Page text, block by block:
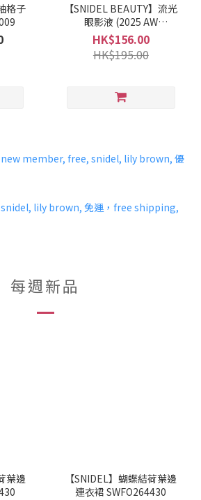
格子
【SNIDEL BEAUTY】流光
眼影液 (2025 AW
COLLECTION)
HK$156.00
HK$195.00
每週新品
葉邊
【SNIDEL】蝴蝶結荷葉邊
連衣裙 SWFO264430